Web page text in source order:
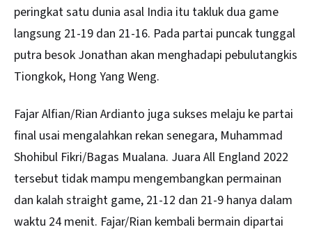
peringkat satu dunia asal India itu takluk dua game
langsung 21-19 dan 21-16. Pada partai puncak tunggal
putra besok Jonathan akan menghadapi pebulutangkis
Tiongkok, Hong Yang Weng.
Fajar Alfian/Rian Ardianto juga sukses melaju ke partai
final usai mengalahkan rekan senegara, Muhammad
Shohibul Fikri/Bagas Mualana. Juara All England 2022
tersebut tidak mampu mengembangkan permainan
dan kalah straight game, 21-12 dan 21-9 hanya dalam
waktu 24 menit. Fajar/Rian kembali bermain dipartai